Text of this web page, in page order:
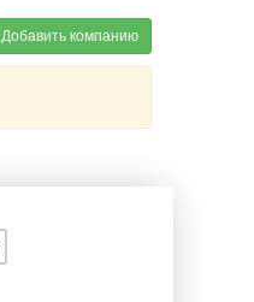
Добавить компанию